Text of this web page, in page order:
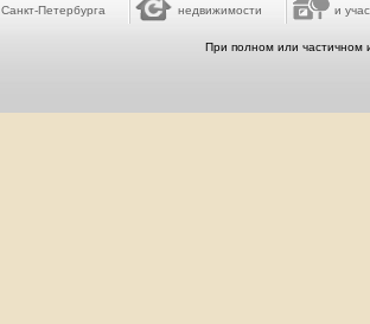
Санкт-Петербурга
недвижимости
и
При полном или частичном